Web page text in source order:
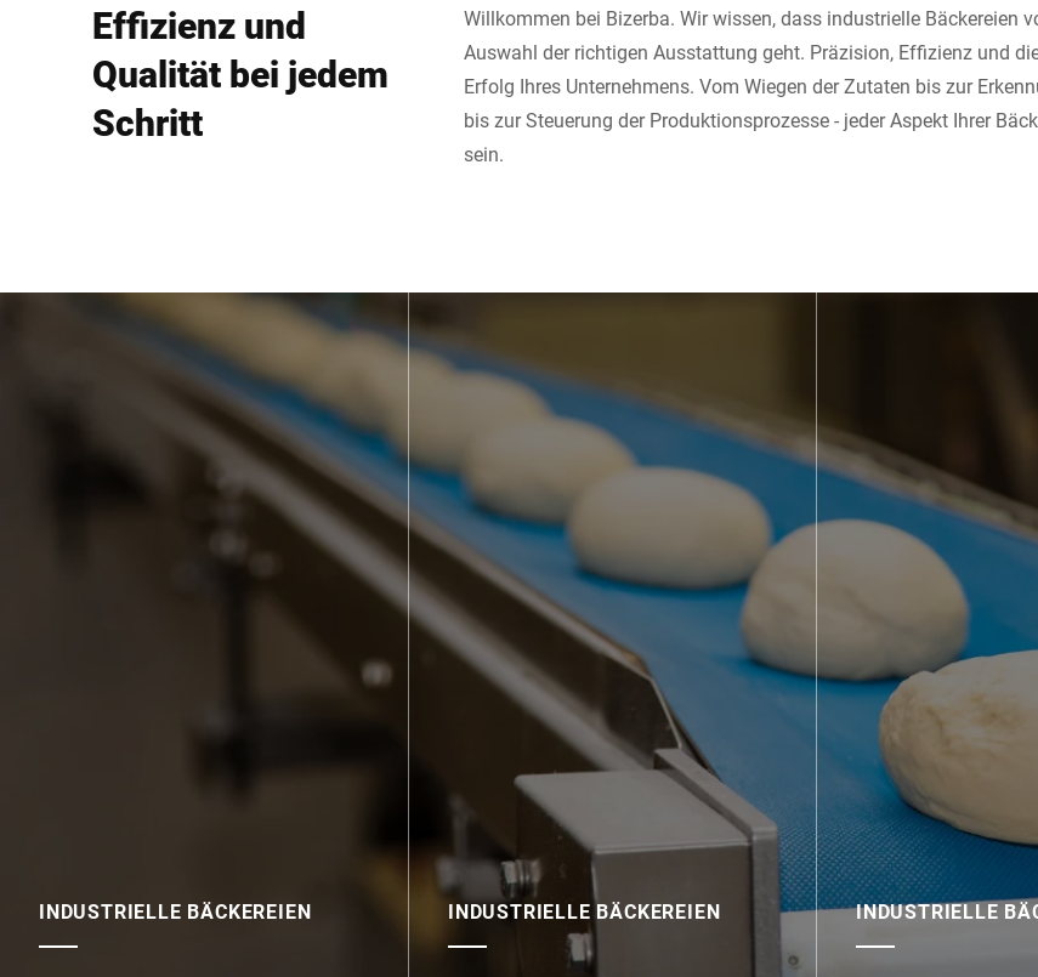
Effizienz und
Qualität bei jedem
Schritt
Willkommen bei Bizerba. Wir wissen, dass industrielle Bäckereien
Auswahl der richtigen Ausstattung geht. Präzision, Effizienz und
Erfolg Ihres Unternehmens. Vom Wiegen der Zutaten bis zur
bis zur Steuerung der Produktionsprozesse - jeder Aspekt Ihrer
sein.
INDUSTRIELLE BÄCKEREIEN INDUSTRIELLE BÄCKEREIEN INDUSTRIELLE